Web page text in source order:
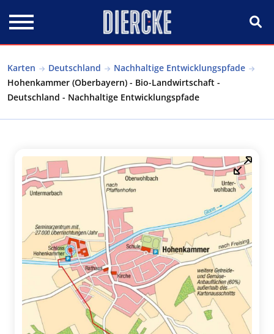
Karten Deutschland
Nachhaltige Entwicklungspfade
Hohenkammer (Oberbayern) - Bio-Landwirtschaft -
Deutschland - Nachhaltige Entwicklungspfade